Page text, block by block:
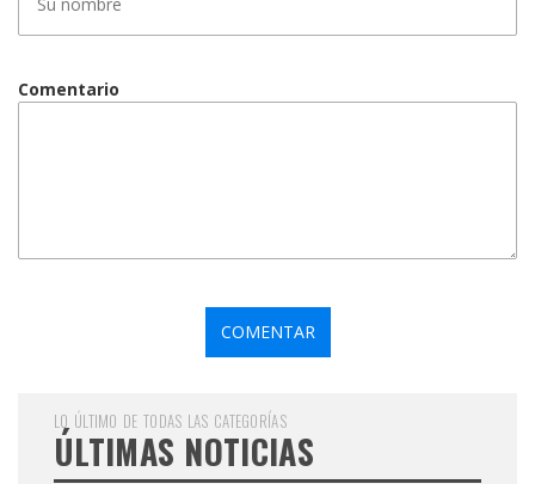
Comentario
LO ÚLTIMO DE TODAS LAS CATEGORÍAS
ÚLTIMAS NOTICIAS